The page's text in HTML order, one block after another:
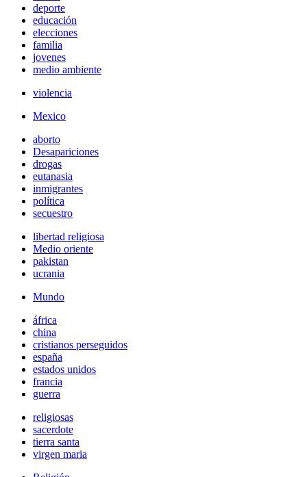
deporte
educación
elecciones
familia
jovenes
medio ambiente
violencia
Mexico
aborto
Desapariciones
drogas
eutanasia
inmigrantes
política
secuestro
libertad religiosa
Medio oriente
pakistan
ucrania
Mundo
áfrica
china
cristianos perseguidos
españa
estados unidos
francia
guerra
religiosas
sacerdote
tierra santa
virgen maria